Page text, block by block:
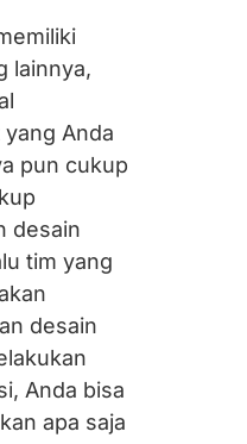
lainnya,
Anda
pun cukup
desain
tim yang
desain
Anda bisa
apa saja